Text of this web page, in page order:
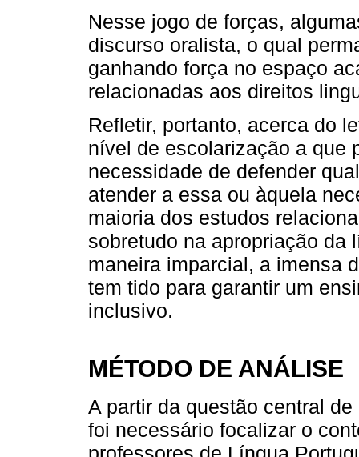
Nesse jogo de forças,
discurso oralista, o qual
ganhando força no espaço
relacionadas aos direitos
Refletir, portanto, acerca do
nível de escolarização a que
necessidade de defender
atender a essa ou àquela
maioria dos estudos
sobretudo na apropriação da
maneira imparcial, a imensa
tem tido para garantir um
inclusivo.
MÉTODO DE ANÁLISE
A partir da questão central
foi necessário focalizar o